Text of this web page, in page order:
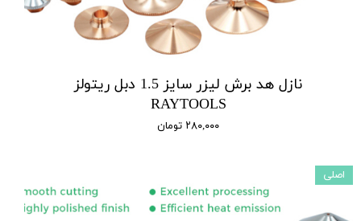
نازل هد برش لیزر سایز 1.5 دبل ریتولز
RAYTOOLS
۲۸۰,۰۰۰ تومان
اصلی